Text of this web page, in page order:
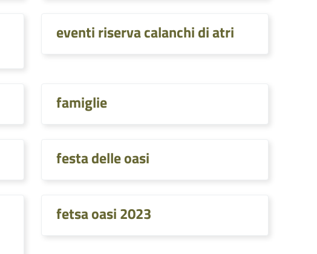
eventi riserva calanchi di atri
famiglie
festa delle oasi
fetsa oasi 2023